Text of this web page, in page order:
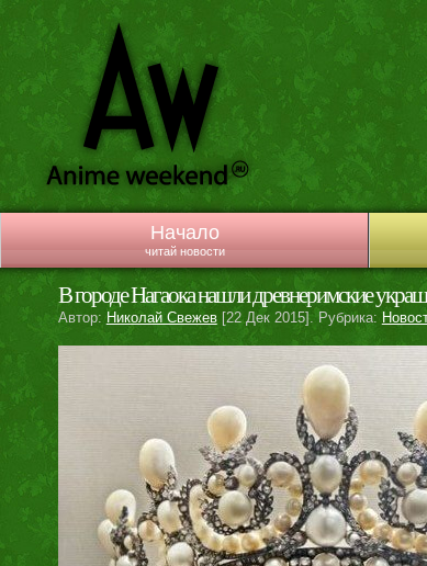
Начало
читай новости
В городе Нагаока нашли древнеримские
Автор: Николай Свежев[22 Дек 2015]. Рубрика: